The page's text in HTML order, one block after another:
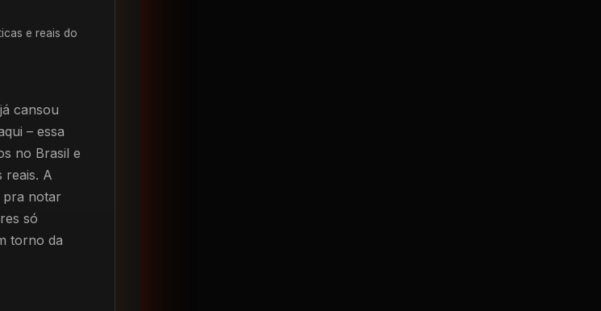
e reais do
cansou
– essa
no Brasil e
reais. A
pra notar
só
torno da